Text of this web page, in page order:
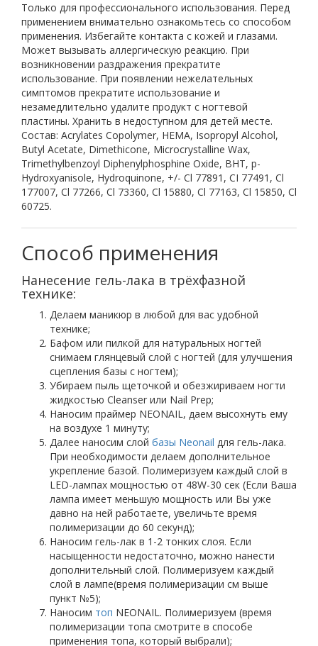
Только для профессионального использования. Перед
применением внимательно ознакомьтесь со способом
применения. Избегайте контакта с кожей и глазами.
Может вызывать аллергическую реакцию. При
возникновении раздражения прекратите
использование. При появлении нежелательных
симптомов прекратите использование и
незамедлительно удалите продукт с ногтевой
пластины. Хранить в недоступном для детей месте.
Состав: Acrylates Copolymer, HEMA, Isopropyl Alcohol,
Butyl Acetate, Dimethicone, Microcrystalline Wax,
Trimethylbenzoyl Diphenylphosphine Oxide, BHT, p-
Hydroxyanisole, Hydroquinone, +/- Cl 77891, CI 77491, Cl
177007, Cl 77266, Cl 73360, Cl 15880, Cl 77163, Cl 15850, Cl
60725.
Нанесение гель-лака в трёхфазной
технике:
Делаем маникюр в любой для вас удобной
технике;
Бафом или пилкой для натуральных ногтей
снимаем глянцевый слой с ногтей (для улучшения
сцепления базы с ногтем);
Убираем пыль щеточкой и обезжириваем ногти
жидкостью Сleanser или Nail Prep;
Наносим праймер NEONAIL, даем высохнуть ему
на воздухе 1 минуту;
Далее наносим слой базы Neonail для гель-лака.
При необходимости делаем дополнительное
укрепление базой. Полимеризуем каждый слой в
LED-лампах мощностью от 48W-30 сек (Если Ваша
лампа имеет меньшую мощность или Вы уже
давно на ней работаете, увеличьте время
полимеризации до 60 секунд);
Наносим гель-лак в 1-2 тонких слоя. Если
насыщенности недостаточно, можно нанести
дополнительный слой. Полимеризуем каждый
слой в лампе(время полимеризации см выше
пункт №5);
Наносим топ NEONAIL. Полимеризуем (время
полимеризации топа смотрите в способе
применения топа, который выбрали);